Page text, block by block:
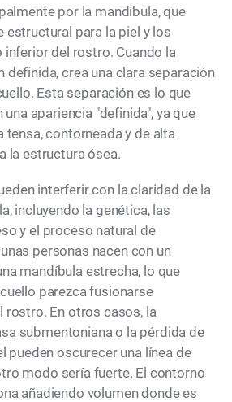
por la mandíbula, que
estructural para la piel y los
del rostro. Cuando la
definida, crea una clara separación
Esta separación es lo que
apariencia "definida", ya que
tensa, contorneada y de alta
la estructura ósea.
interferir con la claridad de la
incluyendo la genética, las
y el proceso natural de
personas nacen con un
mandíbula estrecha, lo que
parezca fusionarse
rostro. En otros casos, la
submentoniana o la pérdida de
pueden oscurecer una línea de
modo sería fuerte. El contorno
añadiendo volumen donde es